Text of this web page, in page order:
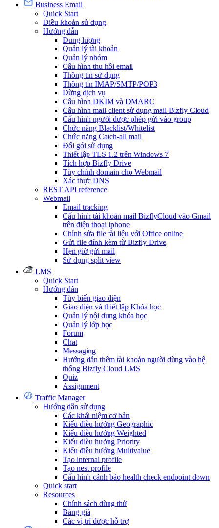
Business Email
Quick Start
Điều khoản sử dụng
Hướng dẫn
Dung lượng
Quản lý tài khoản
Quản lý nhóm
Cấu hình thu hồi email
Thông tin sử dụng
Thông tin IMAP/SMTP/POP3
Dừng dịch vụ
Cấu hình DKIM và DMARC
Cấu hình mail client sử dụng mail Bizfly Cloud
Cấu hình người được phép gửi vào group
Chức năng Blacklist/Whitelist
Chức năng Catch-all mail
Đổi gói sử dụng
Thiết lập TLS 1.2 trên Windows 7
Tích hợp Bizfly Drive
Tùy chỉnh domain cho Webmail
Xác thực DNS
REST API reference
Webmail
Email tracking
Cấu hình tài khoản mail BizflyCloud vào Gmail
trên điện thoại iphone
Chỉnh sửa file tài liệu với Office online
Gửi file đính kèm từ Bizfly Drive
Hẹn giờ gửi mail
Sử dụng split view
LMS
Quick Start
Hướng dẫn
Tùy biến giao diện
Giao diện và thiết lập Khóa học
Quản lý nội dung khóa học
Quản lý lớp học
Forum
Chat
Messaging
Hướng dẫn thêm tài khoản người dùng vào hệ
thống Bizfly Cloud LMS
Quiz
Assignment
Traffic Manager
Hướng dẫn sử dụng
Các khái niệm cơ bản
Kiểu điều hướng Geographic
Kiểu điều hướng Weighted
Kiểu điều hướng Priority
Kiểu điều hướng Multivalue
Tạo internal profile
Tạo nest profile
Cấu hình cảnh báo health check endpoint down
Quick start
Resources
Chính sách dùng thử
Bảng giá
Các vị trí được hỗ trợ